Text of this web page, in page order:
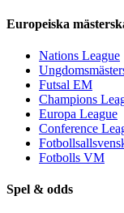
Europeiska
Nations League
Futsal EM
Champions
Europa League
Conference
Fotbolls VM
Spel & odds